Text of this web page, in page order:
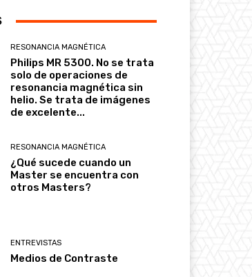
RESONANCIA MAGNÉTICA
Philips MR 5300. No se trata
solo de operaciones de
resonancia magnética sin
helio. Se trata de imágenes
de excelente...
RESONANCIA MAGNÉTICA
¿Qué sucede cuando un
Master se encuentra con
otros Masters?
ENTREVISTAS
Medios de Contraste